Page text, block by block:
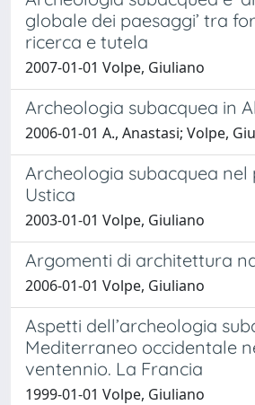
globale dei paesaggi’ tra
ricerca e tutela
2007-01-01 Volpe, Giuliano
Archeologia subacquea in
2006-01-01 A., Anastasi; Volpe,
Archeologia subacquea nel
Ustica
2003-01-01 Volpe, Giuliano
Argomenti di architettura
2006-01-01 Volpe, Giuliano
Aspetti dell’archeologia
Mediterraneo occidentale
ventennio. La Francia
1999-01-01 Volpe, Giuliano